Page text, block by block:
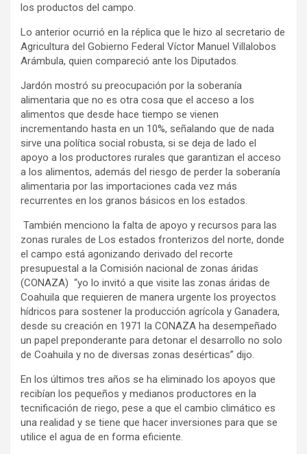
los productos del campo.
Lo anterior ocurrió en la réplica que le hizo al secretario de
Agricultura del Gobierno Federal Víctor Manuel Villalobos
Arámbula, quien compareció ante los Diputados.
Jardón mostró su preocupación por la soberanía
alimentaria que no es otra cosa que el acceso a los
alimentos que desde hace tiempo se vienen
incrementando hasta en un 10%, señalando que de nada
sirve una política social robusta, si se deja de lado el
apoyo a los productores rurales que garantizan el acceso
a los alimentos, además del riesgo de perder la soberanía
alimentaria por las importaciones cada vez más
recurrentes en los granos básicos en los estados.
También menciono la falta de apoyo y recursos para las
zonas rurales de Los estados fronterizos del norte, donde
el campo está agonizando derivado del recorte
presupuestal a la Comisión nacional de zonas áridas
(CONAZA) “yo lo invitó a que visite las zonas áridas de
Coahuila que requieren de manera urgente los proyectos
hídricos para sostener la producción agrícola y Ganadera,
desde su creación en 1971 la CONAZA ha desempeñado
un papel preponderante para detonar el desarrollo no solo
de Coahuila y no de diversas zonas desérticas” dijo.
En los últimos tres años se ha eliminado los apoyos que
recibían los pequeños y medianos productores en la
tecnificación de riego, pese a que el cambio climático es
una realidad y se tiene que hacer inversiones para que se
utilice el agua de en forma eficiente.